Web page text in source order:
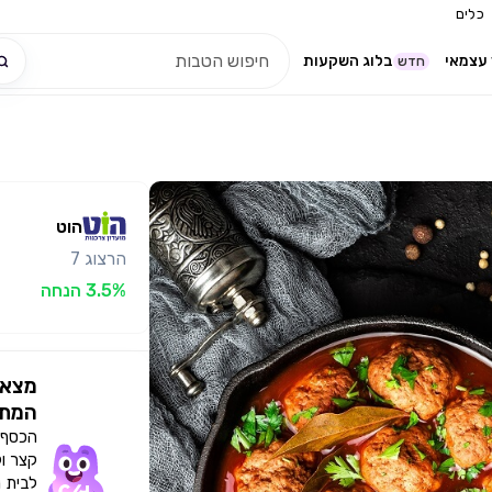
כלים
בלוג השקעות חדש
הוט
הרצוג 7
3.5% הנחה
הכסף
קצר